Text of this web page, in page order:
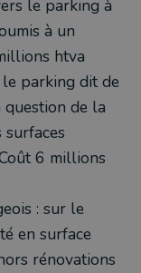
le parking à
à un
htva
parking dit de
de la
surfaces
6 millions
: sur le
en surface
rénovations